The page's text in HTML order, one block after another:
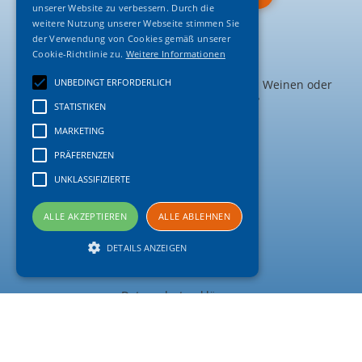
Kontakt
Sie wollen bestellen, haben Fragen zu den Weinen oder
möchten das Land bereisen?
info@capewinebestwine.de
Rechtliches
Impressum
Datenschutzerklärung
unserer Website zu verbessern. Durch die
weitere Nutzung unserer Webseite stimmen Sie
der Verwendung von Cookies gemäß unserer
Cookie-Richtlinie zu. Weitere Informationen
UNBEDINGT ERFORDERLICH
STATISTIKEN
MARKETING
PRÄFERENZEN
UNKLASSIFIZIERTE
ALLE AKZEPTIEREN ALLE ABLEHNEN
DETAILS ANZEIGEN